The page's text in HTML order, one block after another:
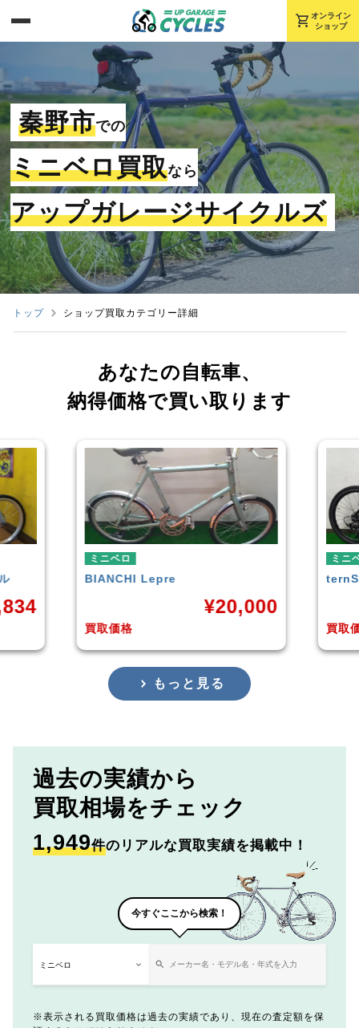
shopping_cart オンライン
ショップ
秦野市での
ミニベロ買取なら
アップガレージサイクルズ
トップ ショップ買取カテゴリー詳細
あなたの自転車、
納得価格で買い取ります
ミニベロ
ternSURGE 2021年モデル
買取価格
¥33,249
ミニ
買取
もっと見る
過去の実績から
買取相場をチェック
1,949件のリアルな買取実績を掲載中！
今すぐここから検索！
表示される買取価格は過去の実績であり、現在の査定額を保